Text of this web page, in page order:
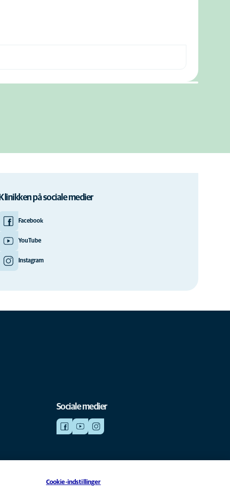
Klinikken på sociale medier
Facebook
YouTube
Instagram
Sociale medier
Cookie-indstillinger